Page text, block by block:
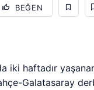
BEĞEN
iki haftadır
Galatasaray